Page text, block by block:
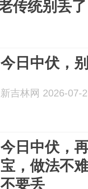
传统别丢了
今日中伏，
新吉林网 2026-07-
今日中伏，
宝，做法不
不要丢